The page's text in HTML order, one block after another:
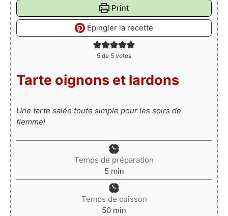
Print
Épingler la recette
5 de 5 votes
Tarte oignons et lardons
Une tarte salée toute simple pour les soirs de
flemme!
Temps de préparation
5minutes
min
Temps de cuisson
50minutes
min